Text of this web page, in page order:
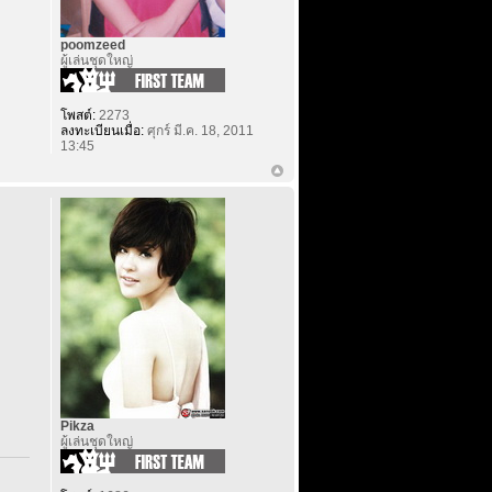
poomzeed
ผู้เล่นชุดใหญ่
โพสต์: 2273
ลงทะเบียนเมื่อ: ศุกร์ มี.ค. 18, 2011
13:45
Pikza
ผู้เล่นชุดใหญ่